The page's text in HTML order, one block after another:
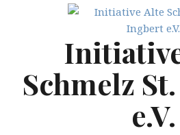
Schmelz
e.V.